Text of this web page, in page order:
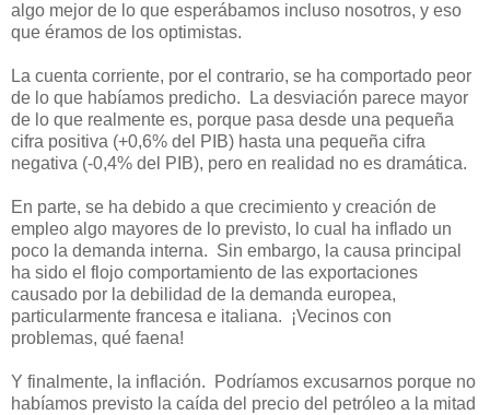
algo mejor de lo que esperábamos incluso nosotros, y eso
que éramos de los optimistas.
La cuenta corriente, por el contrario, se ha comportado peor
de lo que habíamos predicho. La desviación parece mayor
de lo que realmente es, porque pasa desde una pequeña
cifra positiva (+0,6% del PIB) hasta una pequeña cifra
negativa (-0,4% del PIB), pero en realidad no es dramática.
En parte, se ha debido a que crecimiento y creación de
empleo algo mayores de lo previsto, lo cual ha inflado un
poco la demanda interna. Sin embargo, la causa principal
ha sido el flojo comportamiento de las exportaciones
causado por la debilidad de la demanda europea,
particularmente francesa e italiana. ¡Vecinos con
problemas, qué faena!
Y finalmente, la inflación. Podríamos excusarnos porque no
habíamos previsto la caída del precio del petróleo a la mitad